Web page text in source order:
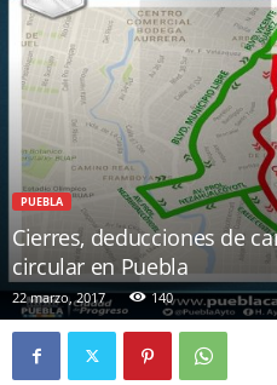
PUEBLA
Cierres, deducciones de
circular en Puebla
22 marzo, 2017 140